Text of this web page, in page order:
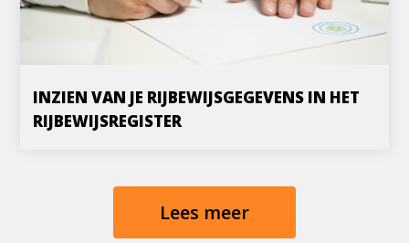
INZIEN VAN JE RIJBEWIJSGEGEVENS IN HET
RIJBEWIJSREGISTER
Lees meer